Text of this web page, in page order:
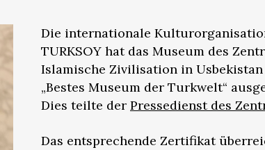
Die internationale
TURKSOY hat das Museum des
Islamische Zivilisation in Usbekistan
„Bestes Museum der Turkwelt“
Dies teilte der Pressedienst des
Das entsprechende Zertifikat